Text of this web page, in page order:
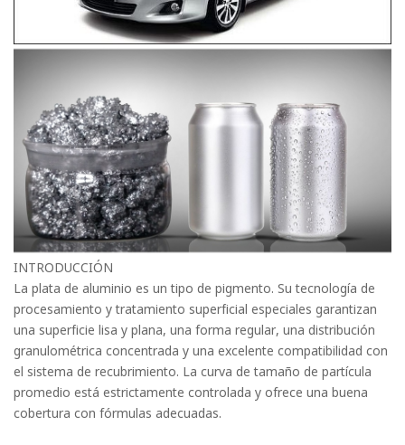
INTRODUCCIÓN
La plata de aluminio es un tipo de pigmento. Su tecnología de
procesamiento y tratamiento superficial especiales garantizan
una superficie lisa y plana, una forma regular, una distribución
granulométrica concentrada y una excelente compatibilidad con
el sistema de recubrimiento. La curva de tamaño de partícula
promedio está estrictamente controlada y ofrece una buena
cobertura con fórmulas adecuadas.